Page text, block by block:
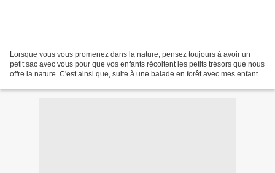
Lorsque vous vous promenez dans la nature, pensez toujours à avoir un
petit sac avec vous pour que vos enfants récoltent les petits trésors que nous
offre la nature. C'est ainsi que, suite à une balade en forêt avec mes enfants,